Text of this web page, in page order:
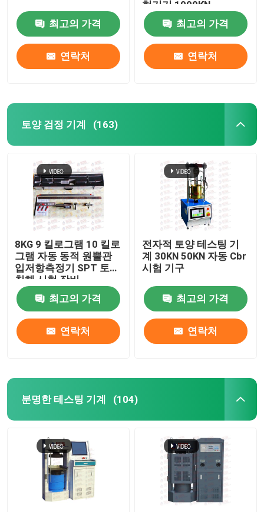
최고의 가격
연락처
험기기 1000KN
최고의 가격
연락처
토양 검정 기계 (163)
8KG 9 킬로그램 10 킬로
그램 자동 동적 원뿔관
입저항측정기 SPT 토양
침해 시험 장비
최고의 가격
연락처
전자적 토양 테스팅 기
계 30KN 50KN 자동 Cbr
시험 기구
최고의 가격
연락처
분명한 테스팅 기계 (104)